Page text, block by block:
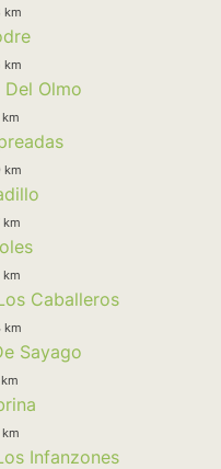
km
km
Del Olmo
km
km
km
km
Caballeros
km
Sayago
km
km
Infanzones